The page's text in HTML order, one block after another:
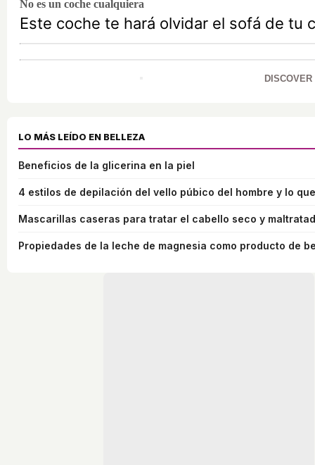
No es un coche cualquiera
Este coche te hará olvidar el sofá de tu
LO MÁS LEÍDO EN BELLEZA
Beneficios de la glicerina en la piel
4 estilos de depilación del vello púbico del hombre y lo
Mascarillas caseras para tratar el cabello seco y
Propiedades de la leche de magnesia como producto de